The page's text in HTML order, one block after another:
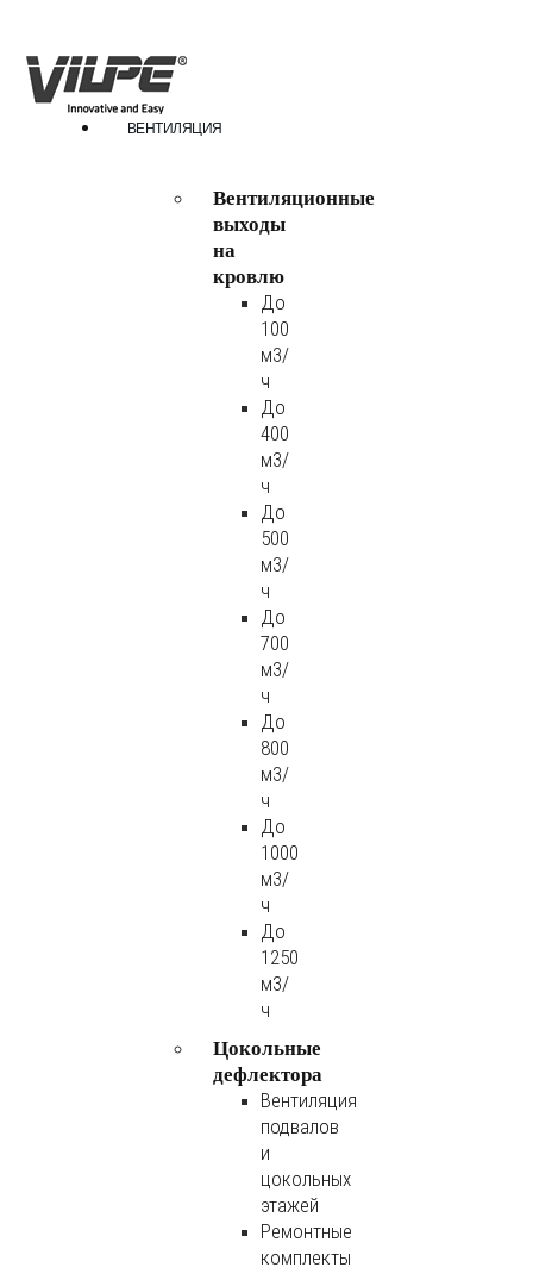
ВЕНТИЛЯЦИЯ
Вентиляционные
выходы
на
кровлю
До
100
м3/
ч
До
400
м3/
ч
До
500
м3/
ч
До
700
м3/
ч
До
800
м3/
ч
До
1000
м3/
ч
До
1250
м3/
ч
Цокольные
дефлектора
Вентиляция
подвалов
и
цокольных
этажей
Ремонтные
комплекты